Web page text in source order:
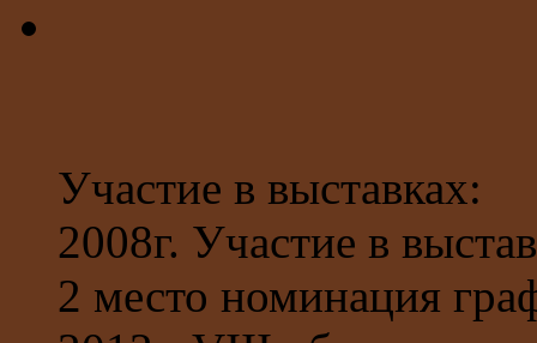
Участие в выставках:
2008г. Участие в
2 место номинация